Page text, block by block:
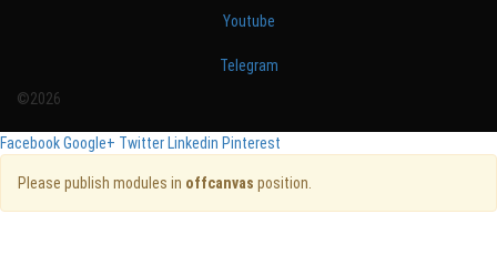
Youtube
Telegram
©2026
FacebookGoogle+ TwitterLinkedin Pinterest
Please publish modules in offcanvas position.